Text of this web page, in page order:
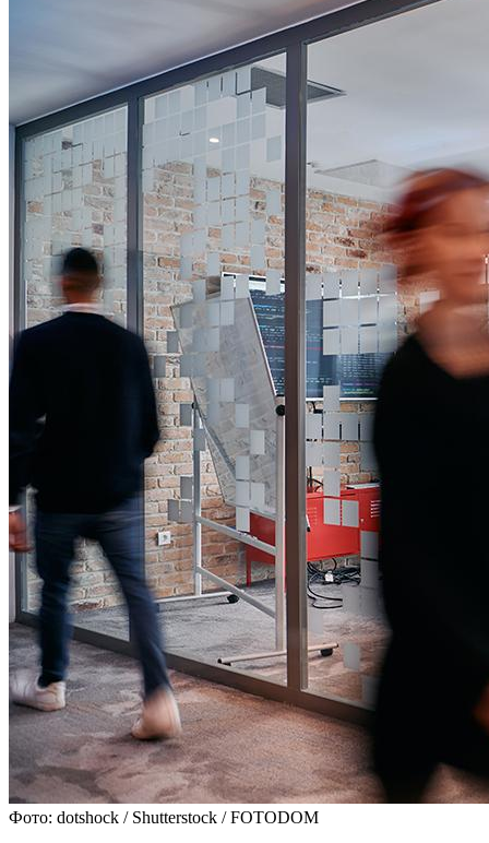
Фото: dotshock / Shutterstock / FOTODOM